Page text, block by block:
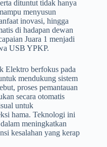
dituntut tidak hanya
menyusun
inovasi, hingga
di hadapan dewan
Juara 1 menjadi
USB YPKP.
Elektro berfokus pada
mendukung sistem
proses pemantauan
secara otomatis
untuk
hama. Teknologi ini
meningkatkan
kesalahan yang kerap